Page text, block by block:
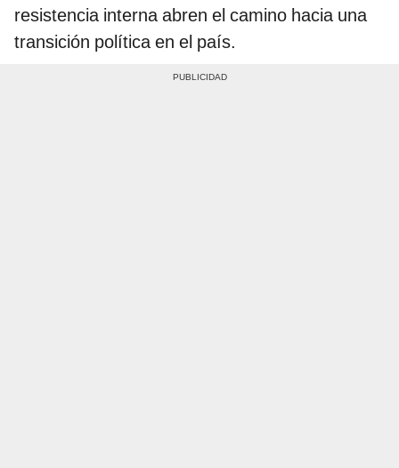
resistencia interna abren el camino hacia una
transición política en el país.